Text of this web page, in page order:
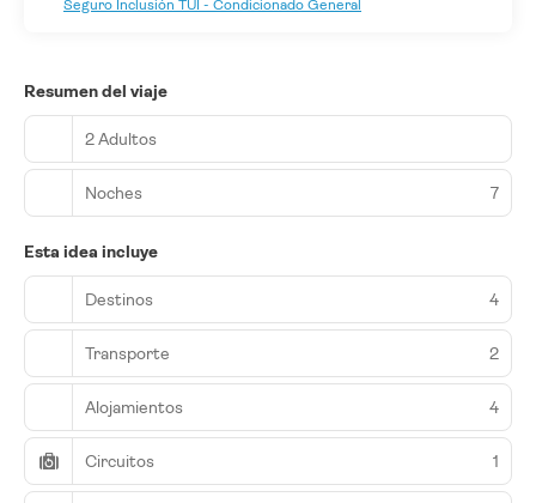
Seguro Inclusión TUI - Condicionado General
Resumen del viaje
2 Adultos
Noches 7
Esta idea incluye
Destinos 4
Transporte 2
Alojamientos 4
Circuitos 1